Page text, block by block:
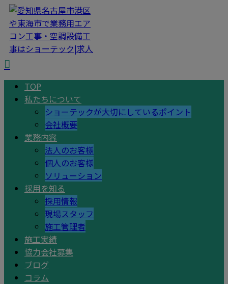
TOP
私たちについて
ショーテックが大切にしているポイント
会社概要
業務内容
法人のお客様
個人のお客様
ソリューション
採用を知る
採用情報
現場スタッフ
施工管理者
施工実績
協力会社募集
ブログ
コラム